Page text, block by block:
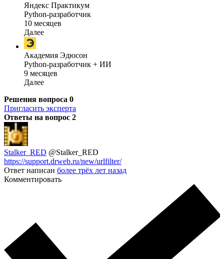
Яндекс Практикум
Python-разработчик
10 месяцев
Далее
Академия Эдюсон
Python-разработчик + ИИ
9 месяцев
Далее
Решения вопроса 0
Пригласить эксперта
Ответы на вопрос 2
Stalker_RED @Stalker_RED
https://support.drweb.ru/new/urlfilter/
Ответ написан более трёх лет назад
Комментировать